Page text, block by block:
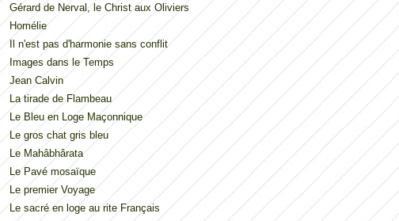
Gérard de Nerval, le Christ aux Oliviers
Homélie
Il n'est pas d'harmonie sans conflit
Images dans le Temps
Jean Calvin
La tirade de Flambeau
Le Bleu en Loge Maçonnique
Le gros chat gris bleu
Le Mahâbhârata
Le Pavé mosaïque
Le premier Voyage
Le sacré en loge au rite Français